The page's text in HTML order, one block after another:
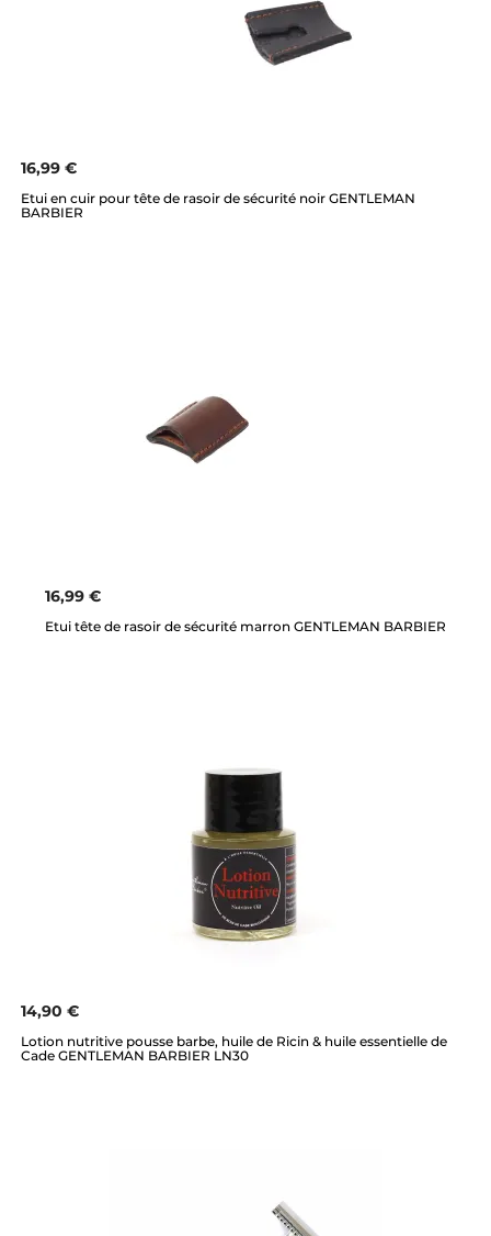
16,99 €
Etui en cuir pour tête de rasoir de sécurité noir GENTLEMAN
BARBIER
16,99 €
Etui tête de rasoir de sécurité marron GENTLEMAN BARBIER
14,90 €
Lotion nutritive pousse barbe, huile de Ricin & huile essentielle de
Cade GENTLEMAN BARBIER LN30